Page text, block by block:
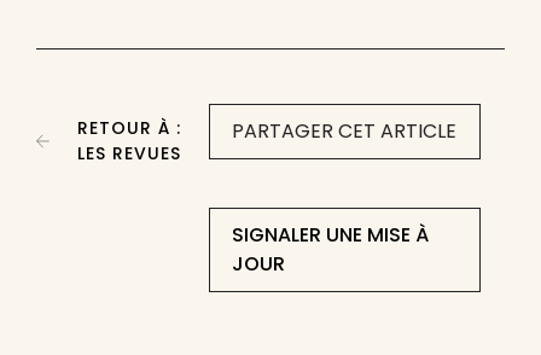
PARTAGER CET ARTICLE
SIGNALER UNE MISE À
JOUR
RETOUR À :
LES REVUES